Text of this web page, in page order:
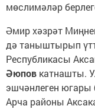
мөслимәләр
Әмир хәзрәт
дә таныштырып
Республикасы
Әюпов катнашты.
эшчәнлеген югары
Арча районы